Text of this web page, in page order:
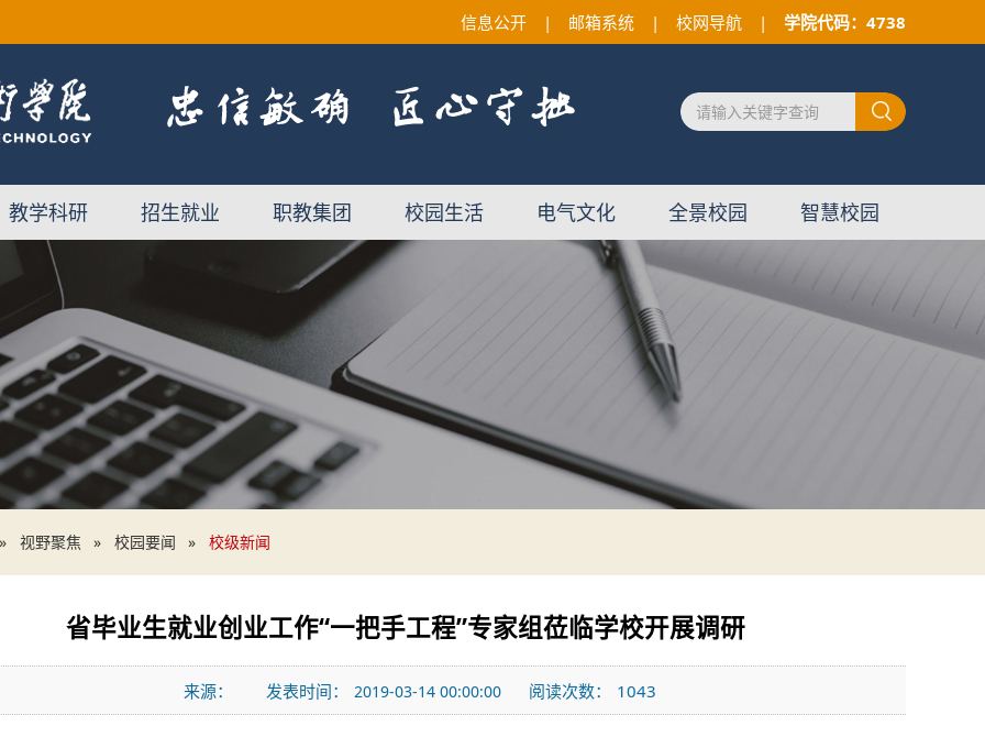
信息公开 | 邮箱系统 | 校网导航 | 学院代码：4738
教学科研 招生就业 职教集团 校园生活 电气文化 全景校园 智慧校园
视野聚焦 校园要闻 校级新闻
省毕业生就业创业工作“一把手工程”专家组莅临学校开展调研
来源： 发表时间： 2019-03-14 00:00:00 阅读次数： 1043